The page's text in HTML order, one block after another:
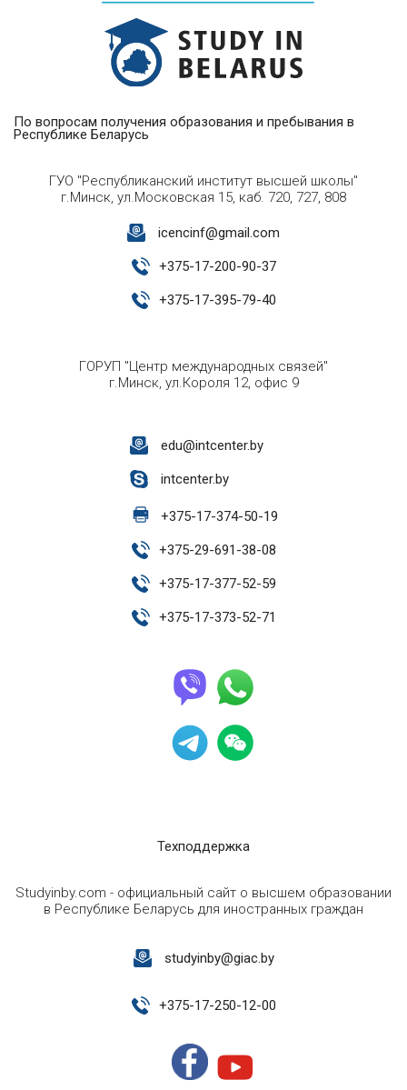
По вопросам получения образования и пребывания в
Республике Беларусь
ГУО "Республиканский институт высшей школы"
г.Минск, ул.Московская 15, каб. 720, 727, 808
icencinf@gmail.com
+375-17-200-90-37
+375-17-395-79-40
ГОРУП "Центр международных связей"
г.Минск, ул.Короля 12, офис 9
edu@intcenter.by
intcenter.by
+375-17-374-50-19
+375-29-691-38-08
+375-17-377-52-59
+375-17-373-52-71
Техподдержка
Studyinby.com - официальный сайт о высшем образовании
в Республике Беларусь для иностранных граждан
studyinby@giac.by
+375-17-250-12-00